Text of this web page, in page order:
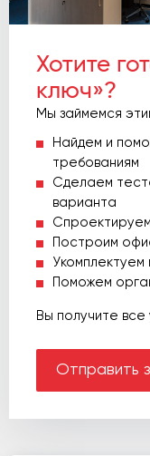
Хотите
ключ»?
Мы займемся
Найдем и
требованиям
Сделаем
варианта
Построим
Укомплектуем
Поможем
Вы получите все
Отправить